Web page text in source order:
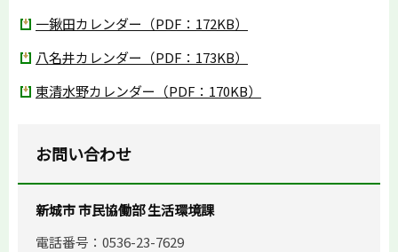
一鍬田カレンダー（PDF：172KB）
八名井カレンダー（PDF：173KB）
東清水野カレンダー（PDF：170KB）
お問い合わせ
新城市 市民協働部 生活環境課
電話番号：0536-23-7629